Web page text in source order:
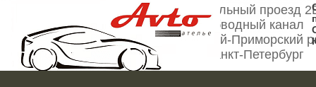
Мебельный проезд
Обводный канал
Кировский-Приморский
Санкт-Петербург